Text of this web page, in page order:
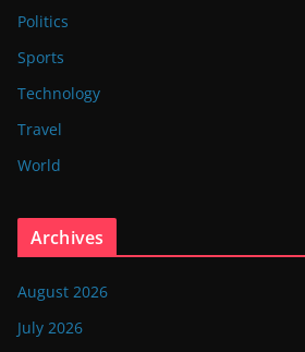
Politics
Sports
Technology
Travel
World
Archives
August 2026
July 2026